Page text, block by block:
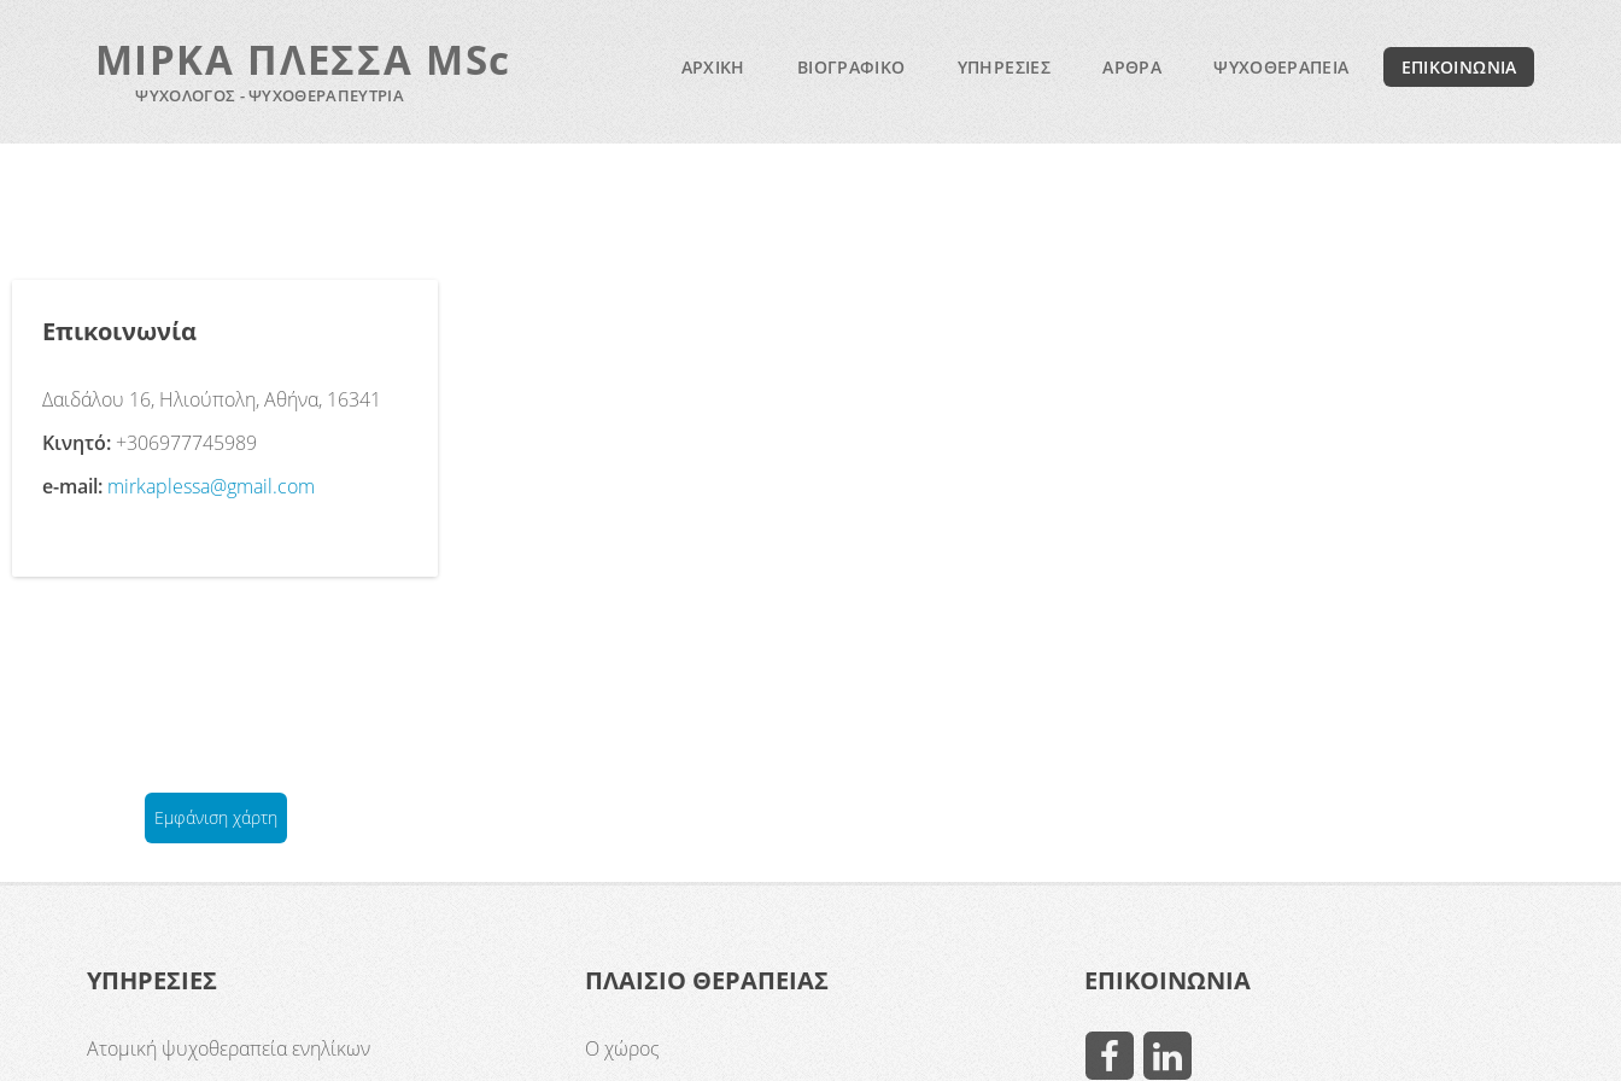
ΜΙΡΚΑ ΠΛΕΣΣΑ ΜSc
ΨΥΧΟΛΟΓΟΣ - ΨΥΧΟΘΕΡΑΠΕΥΤΡΙΑ
ΑΡΧΙΚΗ ΒΙΟΓΡΑΦΙΚΟ ΥΠΗΡΕΣΙΕΣ ΑΡΘΡΑ ΨΥΧΟΘΕΡΑΠΕΙΑ ΕΠΙΚΟΙΝΩΝΙΑ
Επικοινωνία
Δαιδάλου 16, Ηλιούπολη, Αθήνα, 16341
Κινητό: +306977745989
e-mail: mirkaplessa@gmail.com
Εμφάνιση χάρτη
ΥΠΗΡΕΣΙΕΣ
Ατομική ψυχοθεραπεία ενηλίκων
ΠΛΑΙΣΙΟ ΘΕΡΑΠΕΙΑΣ
Ο χώρος
ΕΠΙΚΟΙΝΩΝΙΑ